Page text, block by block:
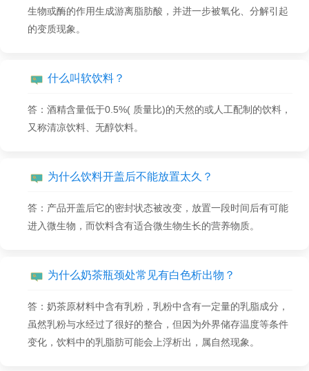
生物或酶的作用生成游离脂肪酸，并进一步被氧化、分解引起
的变质现象。
什么叫软饮料？
答：酒精含量低于0.5%( 质量比)的天然的或人工配制的饮料，
又称清凉饮料、无醇饮料。
为什么饮料开盖后不能放置太久？
答：产品开盖后它的密封状态被改变，放置一段时间后有可能
进入微生物，而饮料含有适合微生物生长的营养物质。
为什么奶茶瓶颈处常见有白色析出物？
答：奶茶原材料中含有乳粉，乳粉中含有一定量的乳脂成分，
虽然乳粉与水经过了很好的整合，但因为外界储存温度等条件
变化，饮料中的乳脂肪可能会上浮析出，属自然现象。